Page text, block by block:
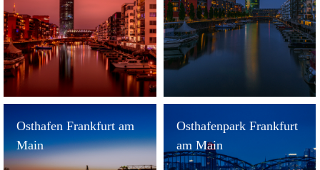
Osthafen Frankfurt am
Main
Osthafenpark Frankfurt
am Main